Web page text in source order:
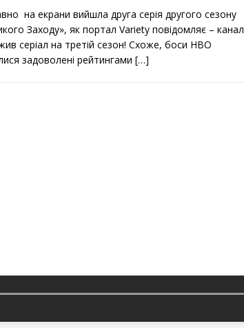
на екрани вийшла друга серія другого сезону
Заходу», як портал Variety повідомляє – канал
серіал на третій сезон! Схоже, боси HBO
задоволені рейтингами […]